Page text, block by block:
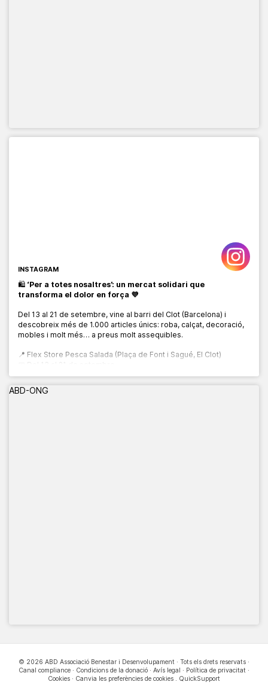
INSTAGRAM
🛍️ ‘Per a totes nosaltres’: un mercat solidari que
transforma el dolor en força 💜
Del 13 al 21 de setembre, vine al barri del Clot (Barcelona) i
descobreix més de 1.000 articles únics: roba, calçat, decoració,
mobles i molt més… a preus molt assequibles.
📍 Flex Store Pesca Salada (Plaça de Font i Sagué, El Clot)
🕙 De 10:00 a 20:00 h
ABD-ONG
© 2026 ABD Associació Benestar i Desenvolupament · Tots els drets reservats ·
Canal compliance · Condicions de la donació · Avís legal · Política de privacitat ·
Cookies · Canvia les preferències de cookies . QuickSupport